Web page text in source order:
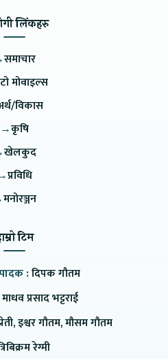
लिंकहरु
समाचार
मोवाइल्स
विकास
→कृषि
खेलकुद
प्रविधि
मनोरञ्जन
टिम
:दिपक गौतम
माधव प्रसाद भट्टराई
इश्वर गौतम, मौसम गौतम
रेग्मी